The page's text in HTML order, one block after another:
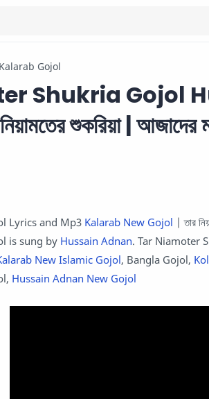
Kalarab Gojol
Shukria Gojol
শুকরিয়া | আজাদের
Lyrics and Mp3 Kalarab New Gojol | তার
is sung by Hussain Adnan. Tar Niamoter
New Islamic Gojol, Bangla Gojol,
Hussain Adnan New Gojol